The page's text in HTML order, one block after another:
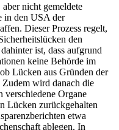
nicht gemeldete
in den USA der
Dieser Prozess regelt,
den
ist, dass aufgrund
keine Behörde im
Lücken aus Gründen der
wird danach die
verschiedene Organe
Lücken zurückgehalten
etwa
ablegen. In